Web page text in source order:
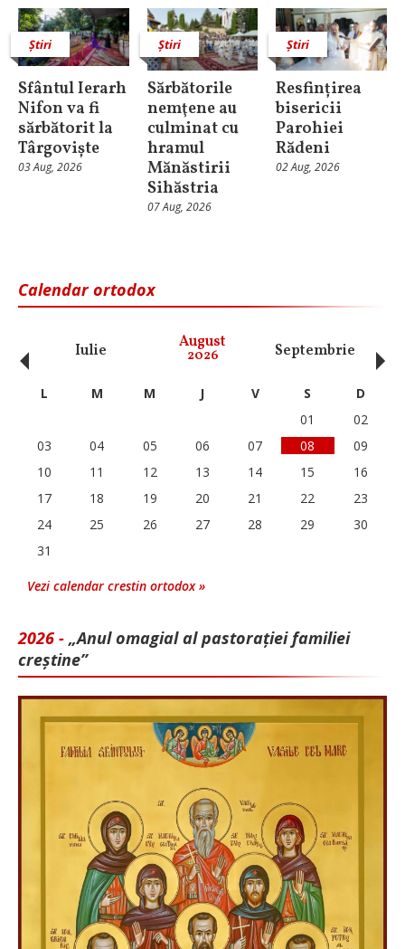
Știri
Sfântul Ierarh
Nifon va fi
sărbătorit la
Târgoviște
03 Aug, 2026
Știri
Sărbătorile
nemţene au
culminat cu
hramul
Mănăstirii
Sihăstria
07 Aug, 2026
Știri
Resfințirea
bisericii
Parohiei
Rădeni
02 Aug, 2026
Calendar ortodox
Iulie August
2026 Septembrie
‹ L M M J V S
D
01
02
03
04 05 06 07 08
09
10
11 12 13 14 15
16
17
18 19 20 21 22
23
24
25 26 27 28 29
30
31
Vezi calendar crestin ortodox »
2026 - „Anul omagial al pastorației familiei
creștine”